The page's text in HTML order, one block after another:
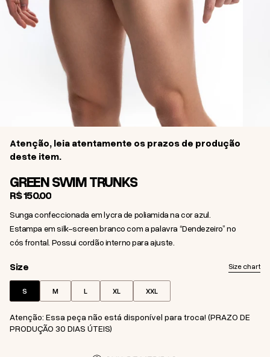
Atenção, leia atentamente os prazos de produção
deste item.
GREEN SWIM TRUNKS
R$ 150,00
Sunga confeccionada em lycra de poliamida na cor azul.
Estampa em silk-screen branco com a palavra “Dendezeiro” no
cós frontal. Possui cordão interno para ajuste.
Size
Size Size chart
S M L XL XXL
Atenção: Essa peça não está disponível para troca! (PRAZO DE
PRODUÇÃO 30 DIAS ÚTEIS)